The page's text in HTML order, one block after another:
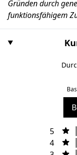
Gründen durch
funktionsfähigem
5
4